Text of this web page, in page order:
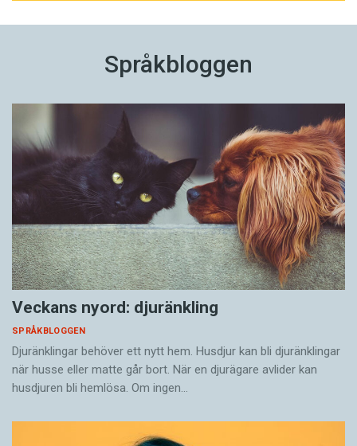
Språkbloggen
Veckans nyord: djuränkling
SPRÅKBLOGGEN
Djuränklingar behöver ett nytt hem. Husdjur kan bli djuränklingar
när husse eller matte går bort. När en djurägare avlider kan
husdjuren bli hemlösa. Om ingen…